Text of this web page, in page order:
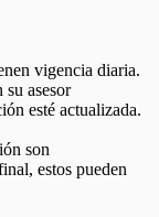
vigencia diaria.
asesor
esté actualizada.
son
estos pueden